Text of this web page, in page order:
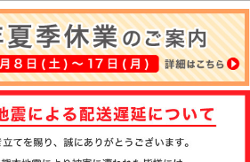
ル
お買
い得
セッ
ト
スタ
ンプ
その
他